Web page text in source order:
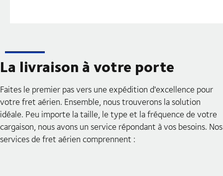
La livraison à votre porte
Faites le premier pas vers une expédition d'excellence pour
votre fret aérien. Ensemble, nous trouverons la solution
idéale. Peu importe la taille, le type et la fréquence de votre
cargaison, nous avons un service répondant à vos besoins. Nos
services de fret aérien comprennent :